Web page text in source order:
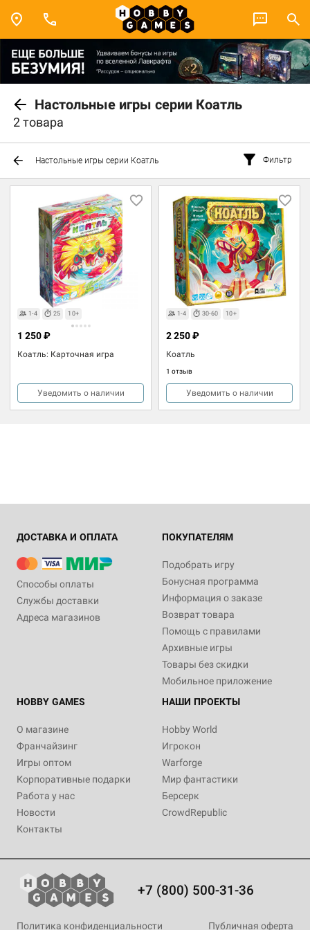
Настольные игры серии Коатль
2 товара
Настольные игры серии Коатль Фильтр
1-4 25 10+
Коатль: Карточная игра
1 250 ₽
Уведомить о наличии
1-4 30-60 10+
Коатль
1 отзыв
2 250 ₽
Уведомить о наличии
ДОСТАВКА И ОПЛАТА
Способы оплаты
Службы доставки
Адреса магазинов
ПОКУПАТЕЛЯМ
Подобрать игру
Бонусная программа
Информация о заказе
Возврат товара
Помощь с правилами
Архивные игры
Товары без скидки
Мобильное приложение
HOBBY GAMES
О магазине
Франчайзинг
Игры оптом
Корпоративные подарки
Работа у нас
Новости
Контакты
НАШИ ПРОЕКТЫ
Hobby World
Игрокон
Warforge
Мир фантастики
Берсерк
CrowdRepublic
+7 (800) 500-31-36
Политика конфиденциальности Публичная оферта